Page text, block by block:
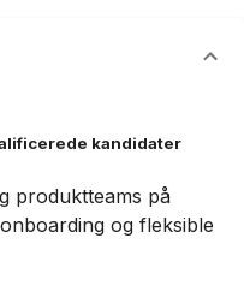
kandidater
produktteams på
og fleksible